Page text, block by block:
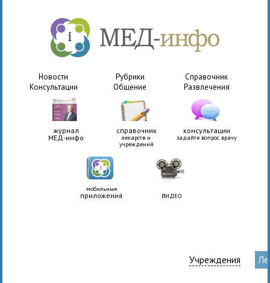
Новости Рубрики
Справочник
Консультации
Общение Развлечения
журнал
МЕД-инфо
справочник
лекарств и
учреждений
консультации
задайте вопрос врачу
мобильные
приложения ВИДЕО
Учреждения